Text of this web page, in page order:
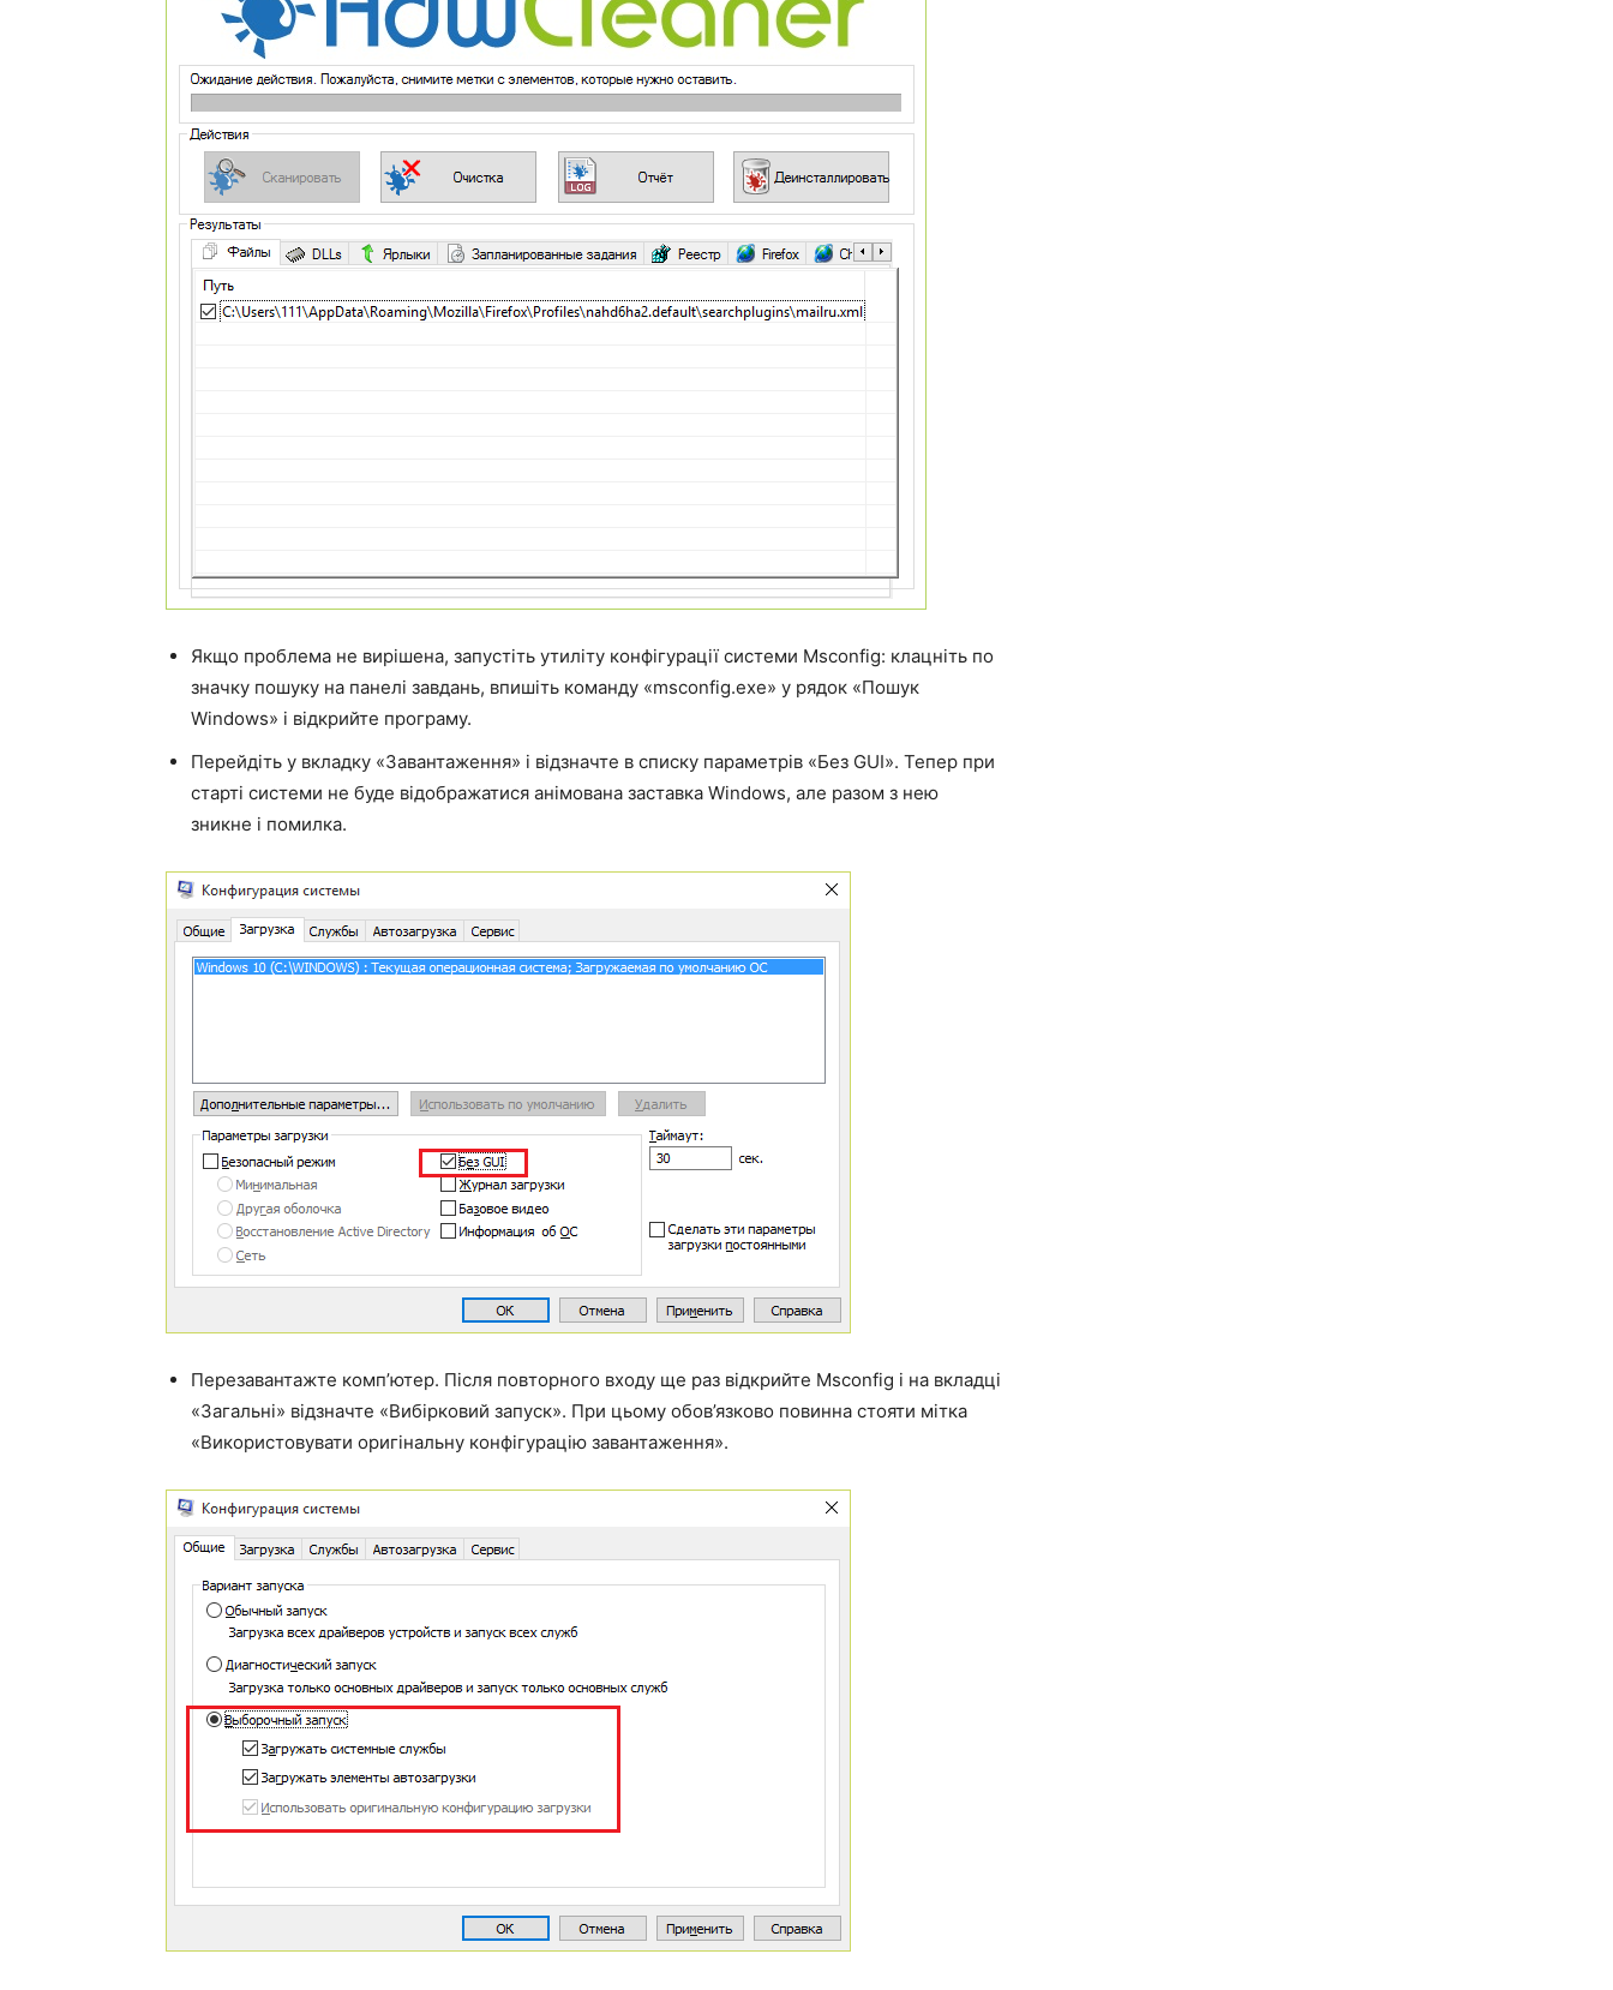
Якщо проблема не вирішена, запустіть утиліту конфігурації системи Msconfig: клацніть по
значку пошуку на панелі завдань, впишіть команду «msconfig.exe» у рядок «Пошук
Windows» і відкрийте програму.
Перейдіть у вкладку «Завантаження» і відзначте в списку параметрів «Без GUI». Тепер при
старті системи не буде відображатися анімована заставка Windows, але разом з нею
зникне і помилка.
Перезавантажте комп’ютер. Після повторного входу ще раз відкрийте Msconfig і на вкладці
«Загальні» відзначте «Вибірковий запуск». При цьому обов’язково повинна стояти мітка
«Використовувати оригінальну конфігурацію завантаження».